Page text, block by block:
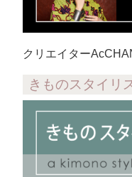
クリエイター
きものスタイリ